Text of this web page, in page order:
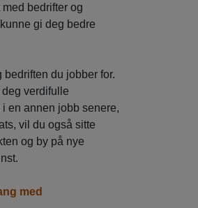
bedrifter og
gi deg bedre
du jobber for.
verdifulle
en annen jobb senere,
vil du også sitte
og by på nye
med